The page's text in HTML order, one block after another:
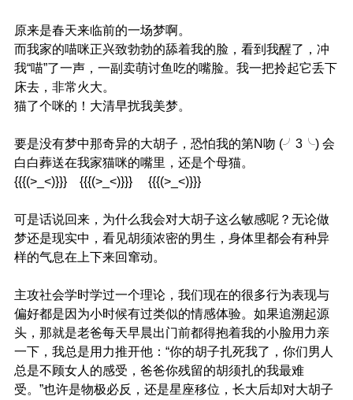
原来是春天来临前的一场梦啊。
而我家的喵咪正兴致勃勃的舔着我的脸，看到我醒了，冲
我“喵”了一声，一副卖萌讨鱼吃的嘴脸。我一把拎起它丢下
床去，非常火大。
猫了个咪的！大清早扰我美梦。
要是没有梦中那奇异的大胡子，恐怕我的第N吻 (╯3╰) 会
白白葬送在我家猫咪的嘴里，还是个母猫。
{{{(>_<)}}} {{{(>_<)}}} {{{(>_<)}}}
可是话说回来，为什么我会对大胡子这么敏感呢？无论做
梦还是现实中，看见胡须浓密的男生，身体里都会有种异
样的气息在上下来回窜动。
主攻社会学时学过一个理论，我们现在的很多行为表现与
偏好都是因为小时候有过类似的情感体验。如果追溯起源
头，那就是老爸每天早晨出门前都得抱着我的小脸用力亲
一下，我总是用力推开他：“你的胡子扎死我了，你们男人
总是不顾女人的感受，爸爸你残留的胡须扎的我最难
受。”也许是物极必反，还是星座移位，长大后却对大胡子